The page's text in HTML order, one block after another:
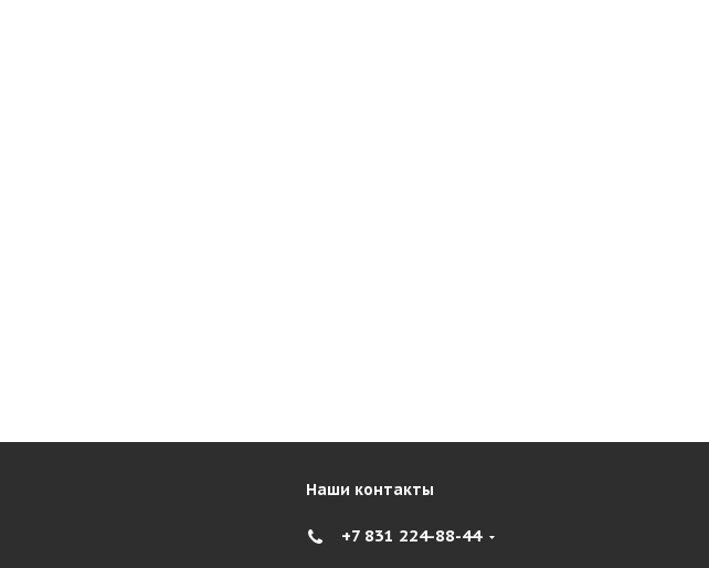
Наши контакты
+7 831 224-88-44